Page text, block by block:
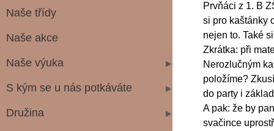
Naše třídy
Naše akce
Naše výuka
S kým se u nás potkáváte
Družina
Prvňáci z 1. B
si pro kaštánky
nejen to. Také
Zkrátka: při
Nerozlučným
položíme?
do party i
A pak: že by
svačince